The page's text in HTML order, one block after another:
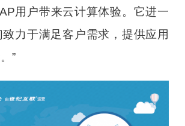
用户带来云计算体验。它进一
力于满足客户需求，提供应用
”